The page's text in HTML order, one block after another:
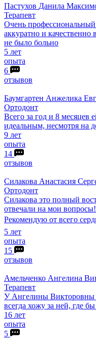
Пастухов Данила
Терапевт
Очень
аккуратно и
не было больно
5 лет
опыта
6
отзывов
Баумгартен Анжелика
Ортодонт
Всего за год и 8 месяцев
идеальным, несмотря на
9 лет
опыта
14
отзывов
Силакова Анастасия
Ортодонт
Силакова это полный
отвечали на мои вопросы!
Рекомендую от всего
5 лет
опыта
15
отзывов
Амельченко Ангелина
Терапевт
У Ангелины Викторовны
всегда хожу за ней, где
16 лет
опыта
5